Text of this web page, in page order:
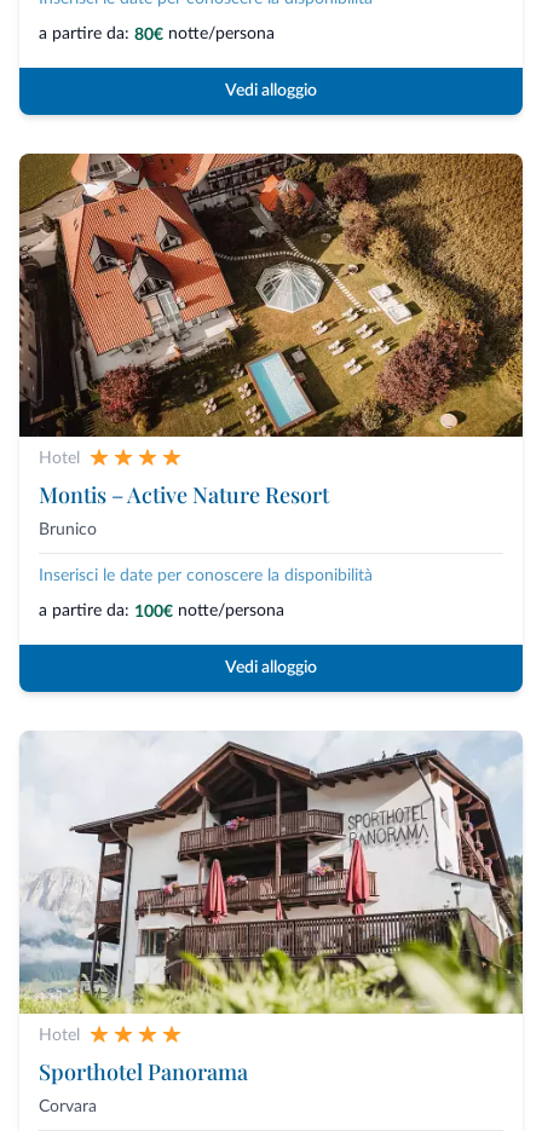
a partire da: 80€ notte/persona
Vedi alloggio
Hotel
Montis – Active Nature Resort
Brunico
Inserisci le date per conoscere la disponibilità
a partire da: 100€ notte/persona
Vedi alloggio
Hotel
Sporthotel Panorama
Corvara